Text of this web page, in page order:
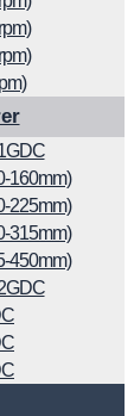
160mm)
225mm)
315mm)
450mm)